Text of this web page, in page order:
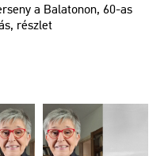
a Ba­la­to­non, 60-as
rész­let